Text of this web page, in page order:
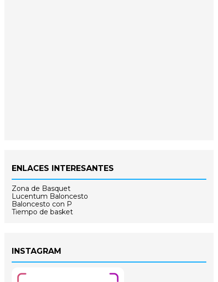
ENLACES INTERESANTES
Zona de Basquet
Lucentum Baloncesto
Baloncesto con P
Tiempo de basket
INSTAGRAM